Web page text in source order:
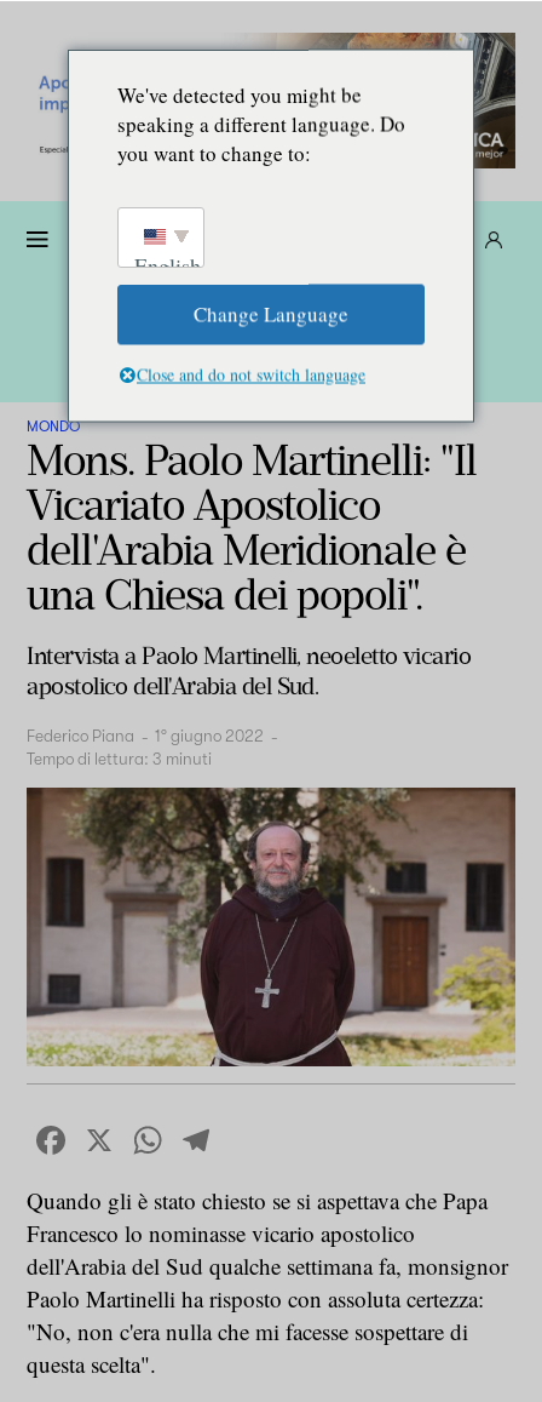
MONDO
Mons. Paolo Martinelli: "Il
Vicariato Apostolico
dell'Arabia Meridionale è
una Chiesa dei popoli".
Intervista a Paolo Martinelli, neoeletto vicario
apostolico dell'Arabia del Sud.
Federico Piana - 1° giugno 2022 -
Tempo di lettura: 3 minuti
Facebook
X WhatsApp
Quando gli è stato chiesto se si aspettava che Papa
Francesco lo nominasse vicario apostolico
dell'Arabia del Sud qualche settimana fa, monsignor
Paolo Martinelli ha risposto con assoluta certezza:
"No, non c'era nulla che mi facesse sospettare di
questa scelta".
We've detected you might be
speaking a different language. Do
you want to change to:
English
Change Language
Close and do not switch language